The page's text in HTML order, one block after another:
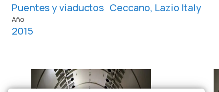
Puentes y viaductos Ceccano, Lazio Italy
Año
2015